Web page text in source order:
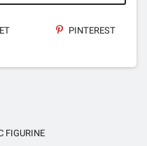
PINTEREST
FIGURINE